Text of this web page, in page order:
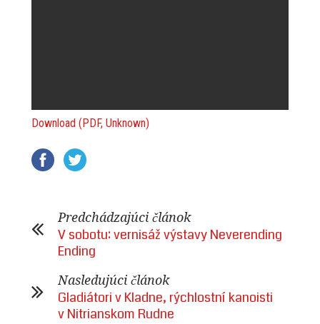
Download (PDF, Unknown)
Predchádzajúci článok
V sobotu: vernisáž výstavy Neverending
Ending
Nasledujúci článok
Gladiátori v Kladne, rýchlostní kanoisti
v Nitrianskom Rudne